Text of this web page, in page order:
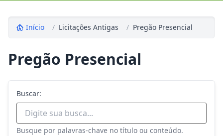
Início / Licitações Antigas / Pregão Presencial
Pregão Presencial
Buscar:
Busque por palavras-chave no título ou conteúdo.